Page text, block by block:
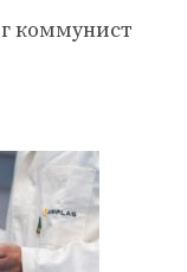
коммунист